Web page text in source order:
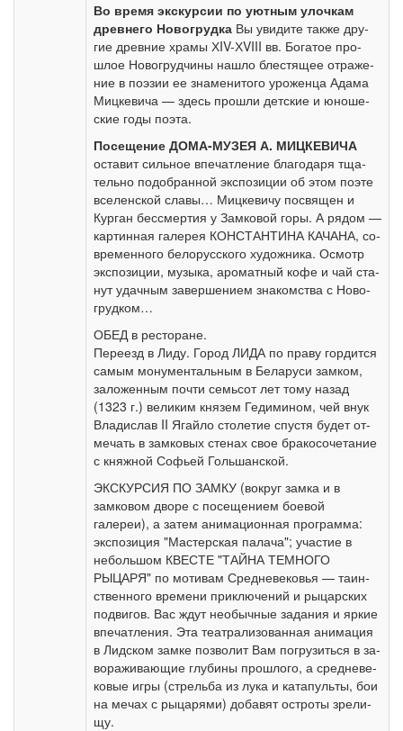
Во вре­мя экс­кур­сии по уют­ным улоч­кам
древ­не­го Но­во­груд­ка Вы уви­ди­те так­же дру­
гие древние хра­мы ХIV-ХVIII вв. Бо­га­тое про­
шлое Но­во­груд­чи­ны на­шло бле­стя­щее от­ра­же­
ние в по­э­зии ее зна­ме­ни­то­го уро­жен­ца Ада­ма
Миц­ке­ви­ча — здесь про­шли дет­ские и юно­ше­
ские го­ды по­эта.
По­се­ще­ние ДОМА-МУЗЕЯ А. МИЦКЕВИЧА
оста­вит сильное впе­чат­ле­ние благодаря тща­
тель­но по­до­бран­ной экс­по­зи­ции об этом по­эте
все­лен­ской славы… Миц­ке­ви­чу по­свя­щен и
Кур­ган бессмертия у Зам­ко­вой го­ры. А ря­дом —
кар­тин­ная га­ле­рея КОНСТАНТИНА КАЧАНА, со­
вре­мен­но­го бе­ло­рус­ско­го ху­дож­ни­ка. Осмотр
экс­по­зи­ции, музыка, аро­мат­ный ко­фе и чай ста­
нут удач­ным за­вер­ше­ни­ем зна­ком­ства с Но­во­
груд­ком…
ОБЕД в ре­сто­ра­не.
Пе­ре­езд в Ли­ду. Город ЛИДА по пра­ву гор­дит­ся
са­мым мо­ну­мен­таль­ным в Бе­ла­ру­си зам­ком,
за­ло­жен­ным по­чти семь­сот лет то­му на­зад
(1323 г.) ве­ли­ким кня­зем Ге­ди­ми­ном, чей внук
Вла­ди­слав II Ягай­ло сто­ле­тие спу­стя бу­дет от­
ме­чать в зам­ко­вых сте­нах свое бра­ко­со­че­та­ние
с княж­ной Со­фьей Голь­шан­ской.
ЭКСКУРСИЯ ПО ЗАМКУ (вокруг зам­ка и в
замковом дворе с по­се­ще­ни­ем боевой
галереи), а затем анимационная про­грам­ма:
экс­по­зи­ция "Мастерская палача"; уча­стие в
небольшом КВЕСТЕ "ТАЙНА ТЕМНОГО
РЫЦАРЯ" по мо­ти­вам Средне­ве­ко­вья — та­ин­
ствен­но­го вре­ме­ни приключений и ры­цар­ских
подвигов. Вас ждут необычные задания и яр­кие
впе­чат­ле­ния. Эта театрализованная ани­ма­ция
в Лид­ском зам­ке поз­во­лит Вам по­гру­зить­ся в за­
во­ра­жи­ва­ю­щие глу­би­ны про­шло­го, а сред­не­ве­
ко­вые иг­ры (стрель­ба из лу­ка и ка­та­пуль­ты, бои
на ме­чах с ры­ца­ря­ми) до­ба­вят остро­ты зре­ли­
щу.